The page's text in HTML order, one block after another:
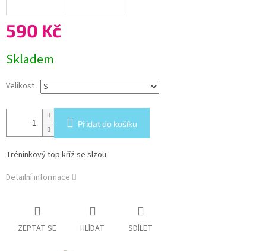
590 Kč
cena:
Skladem
Velikost
Přidat do košíku
Tréninkový top kříž se slzou
Detailní informace
ZEPTAT SE HLÍDAT SDÍLET